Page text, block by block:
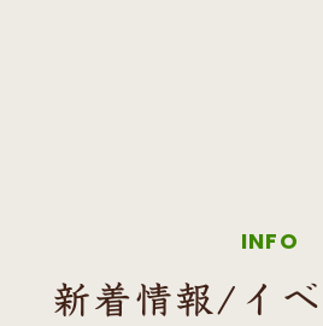
INFO
新着情報/イ